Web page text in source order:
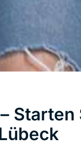
Starten